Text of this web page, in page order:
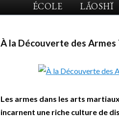
ÉCOLE LÃOSHÏ
À la Découverte des
Les armes dans les arts
incarnent une riche culture de